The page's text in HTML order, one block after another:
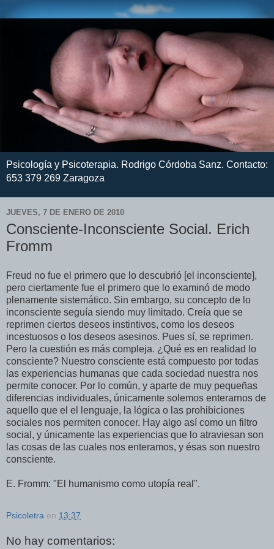
Psicología y Psicoterapia. Rodrigo Córdoba Sanz. Contacto:
653 379 269 Zaragoza
JUEVES, 7 DE ENERO DE 2010
Consciente-Inconsciente Social. Erich
Fromm
Freud no fue el primero que lo descubrió [el inconsciente],
pero ciertamente fue el primero que lo examinó de modo
plenamente sistemático. Sin embargo, su concepto de lo
inconsciente seguía siendo muy limitado. Creía que se
reprimen ciertos deseos instintivos, como los deseos
incestuosos o los deseos asesinos. Pues sí, se reprimen.
Pero la cuestión es más compleja. ¿Qué es en realidad lo
consciente? Nuestro consciente está compuesto por todas
las experiencias humanas que cada sociedad nuestra nos
permite conocer. Por lo común, y aparte de muy pequeñas
diferencias individuales, únicamente solemos enterarnos de
aquello que el el lenguaje, la lógica o las prohibiciones
sociales nos permiten conocer. Hay algo así como un filtro
social, y únicamente las experiencias que lo atraviesan son
las cosas de las cuales nos enteramos, y ésas son nuestro
consciente.
E. Fromm: "El humanismo como utopía real".
Psicoletra en 13:37
No hay comentarios: